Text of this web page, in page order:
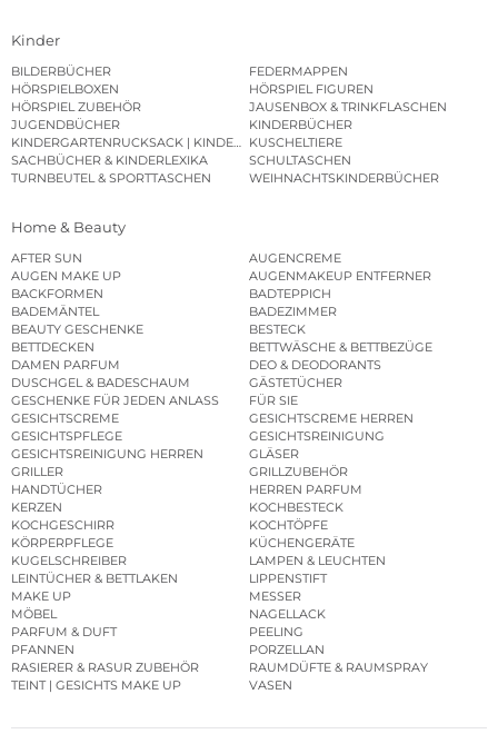
Kinder
BILDERBÜCHER
FEDERMAPPEN
HÖRSPIELBOXEN
HÖRSPIEL FIGUREN
HÖRSPIEL ZUBEHÖR
JAUSENBOX & TRINKFLASCHEN
JUGENDBÜCHER
KINDERBÜCHER
KINDERGARTENRUCKSACK | KINDERGARTENBEUTEL
KUSCHELTIERE
SACHBÜCHER & KINDERLEXIKA
SCHULTASCHEN
TURNBEUTEL & SPORTTASCHEN
WEIHNACHTSKINDERBÜCHER
Home & Beauty
AFTER SUN
AUGENCREME
AUGEN MAKE UP
AUGENMAKEUP ENTFERNER
BACKFORMEN
BADTEPPICH
BADEMÄNTEL
BADEZIMMER
BEAUTY GESCHENKE
BESTECK
BETTDECKEN
BETTWÄSCHE & BETTBEZÜGE
DAMEN PARFUM
DEO & DEODORANTS
DUSCHGEL & BADESCHAUM
GÄSTETÜCHER
GESCHENKE FÜR JEDEN ANLASS
FÜR SIE
GESICHTSCREME
GESICHTSCREME HERREN
GESICHTSPFLEGE
GESICHTSREINIGUNG
GESICHTSREINIGUNG HERREN
GLÄSER
GRILLER
GRILLZUBEHÖR
HANDTÜCHER
HERREN PARFUM
KERZEN
KOCHBESTECK
KOCHGESCHIRR
KOCHTÖPFE
KÖRPERPFLEGE
KÜCHENGERÄTE
KUGELSCHREIBER
LAMPEN & LEUCHTEN
LEINTÜCHER & BETTLAKEN
LIPPENSTIFT
MAKE UP
MESSER
MÖBEL
NAGELLACK
PARFUM & DUFT
PEELING
PFANNEN
PORZELLAN
RASIERER & RASUR ZUBEHÖR
RAUMDÜFTE & RAUMSPRAY
TEINT | GESICHTS MAKE UP
VASEN